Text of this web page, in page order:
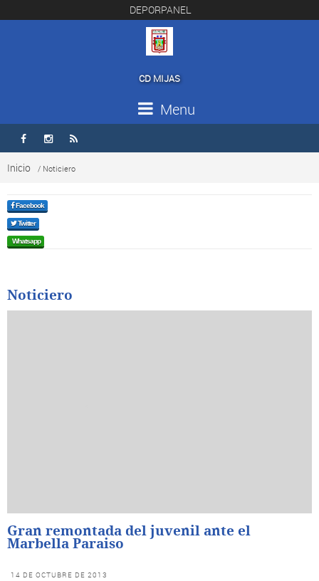
DEPORPANEL
CD MIJAS
Menu
  
Inicio / Noticiero
Facebook
Twitter
Whatsapp
Noticiero
Gran remontada del juvenil ante el
Marbella Paraiso
14 DE OCTUBRE DE 2013